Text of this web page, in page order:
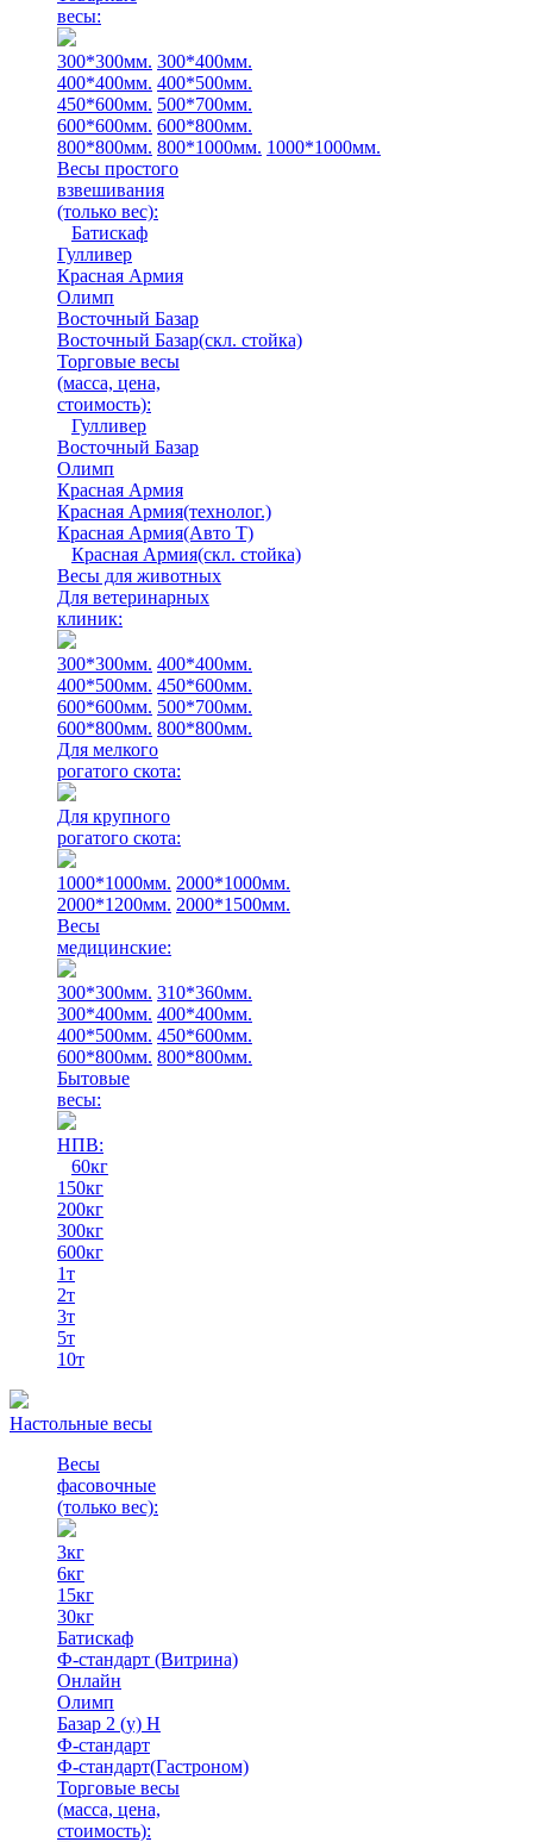
весы:
300*300мм. 300*400мм.
400*400мм. 400*500мм.
450*600мм. 500*700мм.
600*600мм. 600*800мм.
800*800мм. 800*1000мм. 1000*1000мм.
Весы простого
взвешивания
(только вес):
Батискаф
Гулливер
Красная Армия
Олимп
Восточный Базар
Восточный Базар(скл. стойка)
Торговые весы
(масса, цена,
стоимость):
Гулливер
Восточный Базар
Олимп
Красная Армия
Красная Армия(технолог.)
Красная Армия(Авто Т)
Красная Армия(скл. стойка)
Весы для животных
Для ветеринарных
клиник:
300*300мм. 400*400мм.
400*500мм. 450*600мм.
600*600мм. 500*700мм.
600*800мм. 800*800мм.
Для мелкого
рогатого скота:
Для крупного
рогатого скота:
1000*1000мм. 2000*1000мм.
2000*1200мм. 2000*1500мм.
Весы
медицинские:
300*300мм. 310*360мм.
300*400мм. 400*400мм.
400*500мм. 450*600мм.
600*800мм. 800*800мм.
Бытовые
весы:
НПВ:
60кг
150кг
200кг
300кг
600кг
1т
2т
3т
5т
10т
Настольные весы
Весы
фасовочные
(только вес):
3кг
6кг
15кг
30кг
Батискаф
Ф-стандарт (Витрина)
Онлайн
Олимп
Базар 2 (у) Н
Ф-стандарт
Ф-стандарт(Гастроном)
Торговые весы
(масса, цена,
стоимость):